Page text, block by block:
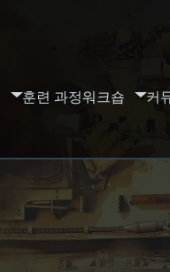
훈련 과정워크숍 커